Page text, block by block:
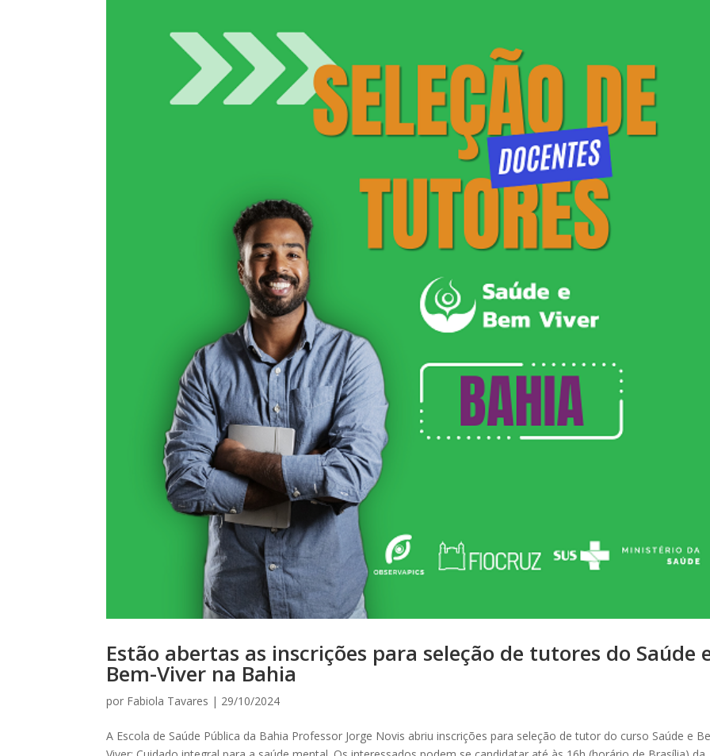
Estão abertas as inscrições para seleção de tutores do Saúde
Bem-Viver na Bahia
por Fabiola Tavares | 29/10/2024
A Escola de Saúde Pública da Bahia Professor Jorge Novis abriu inscrições para seleção de tutor do curso Saúde e